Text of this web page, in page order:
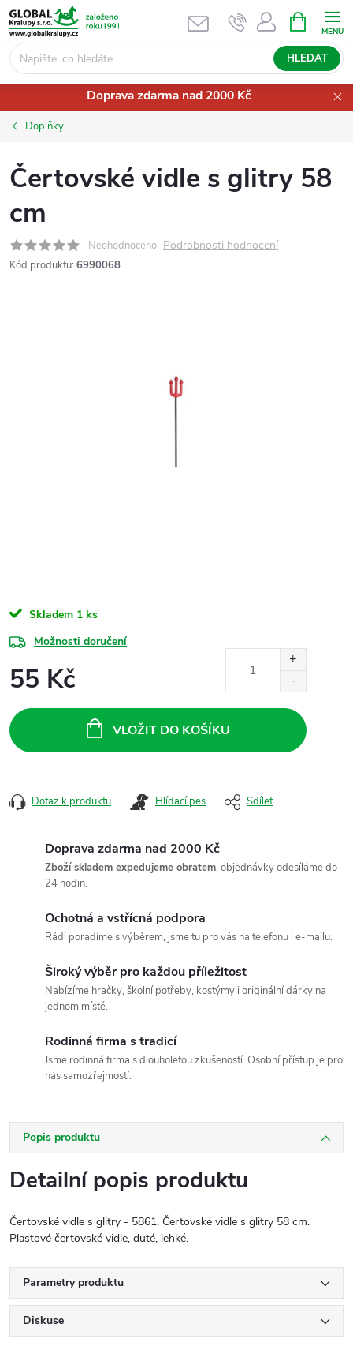
Přejít
na
obsah
HLEDAT
NÁKUPNÍ
KOŠÍK
Doprava zdarma nad 2000 Kč
Doplňky
Čertovské vidle s glitry 58
cm
Neohodnoceno Podrobnosti hodnocení
Kód produktu: 6990068
Skladem 1 ks
Možnosti doručení
55 Kč
cena:
VLOŽIT DO KOŠÍKU
Dotaz k produktu Hlídací pes Sdílet
Doprava zdarma nad 2000 Kč
Zboží skladem expedujeme obratem, objednávky odesíláme do
24 hodin.
Ochotná a vstřícná podpora
Rádi poradíme s výběrem, jsme tu pro vás na telefonu i e-mailu.
Široký výběr pro každou příležitost
Nabízíme hračky, školní potřeby, kostýmy i originální dárky na
jednom místě.
Rodinná firma s tradicí
Jsme rodinná firma s dlouholetou zkušeností. Osobní přístup je pro
nás samozřejmostí.
Popis produktu
Detailní popis produktu
Čertovské vidle s glitry - 5861. Čertovské vidle s glitry 58 cm.
Plastové čertovské vidle, duté, lehké.
Parametry produktu
Diskuse